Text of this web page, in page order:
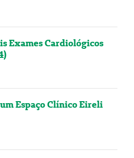
Exames Cardiológicos
Espaço Clínico Eireli